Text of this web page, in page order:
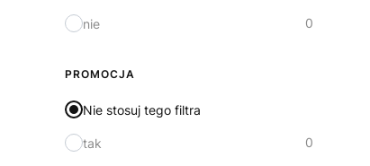
nie 0
PROMOCJA
Nie stosuj tego filtra
tak 0